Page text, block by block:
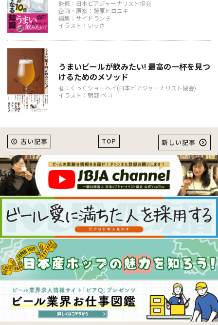
監修：日本ビアジャーナリスト協会
企画・原案：藤原ヒロユキ
編集：サイドランチ
イラスト：いっさ
うまいビールが飲みたい! 最高の一杯を見つ
けるためのメソッド
著：くっくショーヘイ(日本ビアジャーナリスト協会)
イラスト：朝野 ペコ
TOP
古い記事 新しい記事